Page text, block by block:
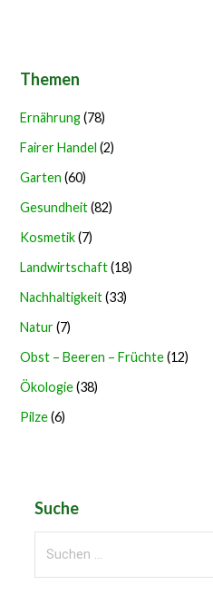
Themen
Ernährung(78)
Fairer Handel (2)
Garten (60)
Gesundheit(82)
Kosmetik(7)
Landwirtschaft(18)
Nachhaltigkeit(33)
Natur(7)
Obst – Beeren – Früchte(12)
Ökologie(38)
Pilze(6)
Suche